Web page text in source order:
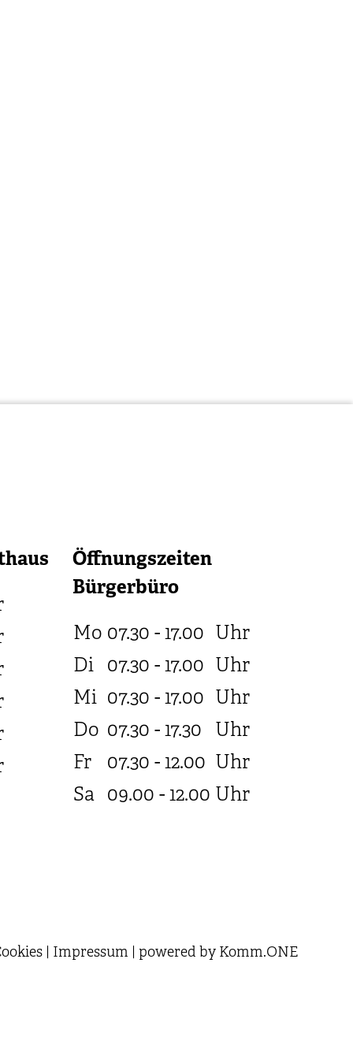
Öffnungszeiten
Bürgerbüro
Mo 07.30 - 17.00 Uhr
Di 07.30 - 17.00 Uhr
Mi 07.30 - 17.00 Uhr
Do 07.30 - 17.30
Uhr
Fr
07.30 - 12.00 Uhr
Sa 09.00 - 12.00 Uhr
Impressum powered by Komm.ONE